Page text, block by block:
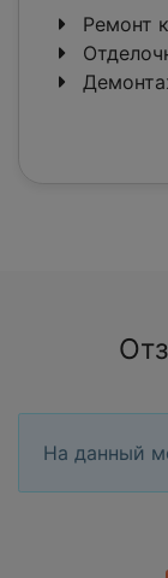
Ремонт
На данный